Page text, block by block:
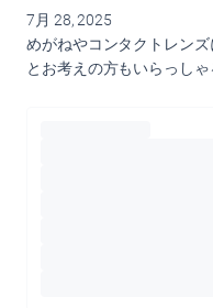
7月 28, 2025
めがねやコンタクトレン
とお考えの方もいらっし